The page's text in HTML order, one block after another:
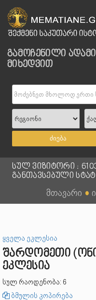
გამოჩენილი
მიხედვით
ძიება
სულ ვიზიტორი :
განთავსებული
მთავარი ●
ყველა ეკლესია
შარდომეთი
ეკლესია
სულ რაოდენობა: 6
ბმულის კოპირება